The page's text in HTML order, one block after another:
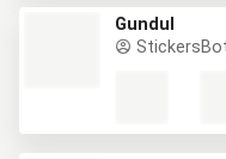
Gundul